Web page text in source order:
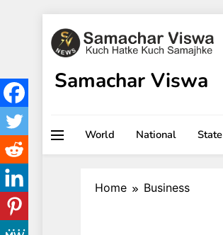
to
content
Samachar Viswa
World National State
Home Business